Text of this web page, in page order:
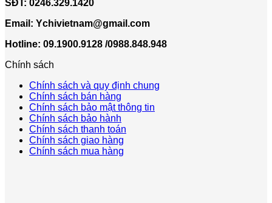
SĐT: 0246.329.1420
Email: Ychivietnam@gmail.com
Hotline: 09.1900.9128 /0988.848.948
Chính sách
Chính sách và quy định chung
Chính sách bán hàng
Chính sách bảo mật thông tin
Chính sách bảo hành
Chính sách thanh toán
Chính sách giao hàng
Chính sách mua hàng